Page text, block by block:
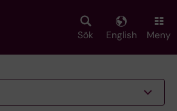
Sök English Meny